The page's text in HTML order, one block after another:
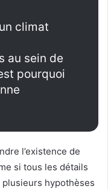
climat
au sein de
pourquoi
l’existence de
si tous les détails
plusieurs hypothèses